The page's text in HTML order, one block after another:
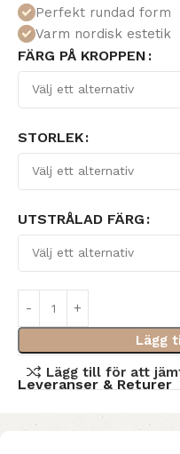
Perfekt rundad form
Varm nordisk estetik
FÄRG PÅ KROPPEN
STORLEK
UTSTRÅLAD FÄRG
Lägg
Lägg till för att
Leveranser & Returer